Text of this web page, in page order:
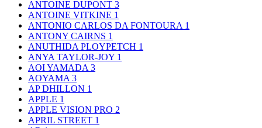
ANTOINE DUPONT 3
ANTOINE VITKINE 1
ANTONIO CARLOS DA FONTOURA 1
ANTONY CAIRNS 1
ANUTHIDA PLOYPETCH 1
ANYA TAYLOR-JOY 1
AOI YAMADA3
AOYAMA3
AP DHILLON 1
APPLE 1
APPLE VISION PRO 2
APRIL STREET 1